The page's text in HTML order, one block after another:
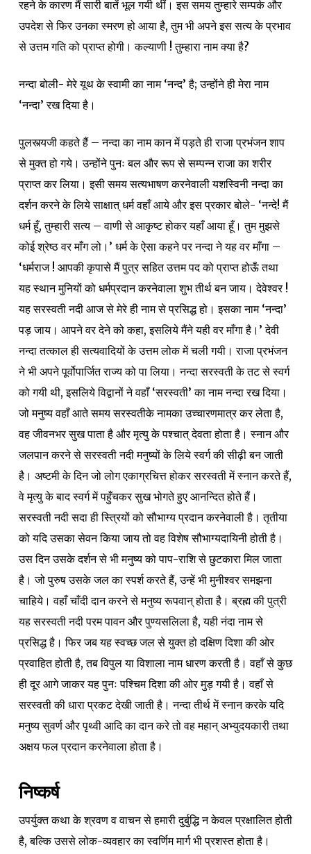
रहने के कारण मैं सारी बातें भूल गयी थीं। इस समय तुम्हारे सम्पर्क और
उपदेश से फिर उनका स्मरण हो आया है, तुम भी अपने इस सत्य के प्रभाव
से उत्तम गति को प्राप्त होगी। कल्याणी ! तुम्हारा नाम क्या है?
नन्दा बोली- मेरे यूथ के स्वामी का नाम ‘नन्द’ है; उन्होंने ही मेरा नाम
‘नन्दा’ रख दिया है।
पुलस्त्यजी कहते हैं – नन्दा का नाम कान में पड़ते ही राजा प्रभंजन शाप
से मुक्त हो गये। उन्होंने पुनः बल और रूप से सम्पन्न राजा का शरीर
प्राप्त कर लिया। इसी समय सत्यभाषण करनेवाली यशस्विनी नन्दा का
दर्शन करने के लिये साक्षात् धर्म वहाँ आये और इस प्रकार बोले- ‘नन्दे! मैं
धर्म हूँ, तुम्हारी सत्य – वाणी से आकृष्ट होकर यहाँ आया हूँ। तुम मुझसे
कोई श्रेष्ठ वर माँग लो।’ धर्म के ऐसा कहने पर नन्दा ने यह वर माँगा –
‘धर्मराज ! आपकी कृपासे मैं पुत्र सहित उत्तम पद को प्राप्त होऊँ तथा
यह स्थान मुनियों को धर्मप्रदान करनेवाला शुभ तीर्थ बन जाय। देवेश्वर !
यह सरस्वती नदी आज से मेरे ही नाम से प्रसिद्ध हो। इसका नाम ‘नन्दा’
पड़ जाय। आपने वर देने को कहा, इसलिये मैंने यही वर माँगा है।’ देवी
नन्दा तत्काल ही सत्यवादियों के उत्तम लोक में चली गयी। राजा प्रभंजन
ने भी अपने पूर्वोपार्जित राज्य को पा लिया। नन्दा सरस्वती के तट से स्वर्ग
को गयी थी, इसलिये विद्वानों ने वहाँ ‘सरस्वती’ का नाम नन्दा रख दिया।
जो मनुष्य वहाँ आते समय सरस्वतीके नामका उच्चारणमात्र कर लेता है,
वह जीवनभर सुख पाता है और मृत्यु के पश्चात् देवता होता है। स्नान और
जलपान करने से सरस्वती नदी मनुष्यों के लिये स्वर्ग की सीढ़ी बन जाती
है। अष्टमी के दिन जो लोग एकाग्रचित्त होकर सरस्वती में स्नान करते हैं,
वे मृत्यु के बाद स्वर्ग में पहुँचकर सुख भोगते हुए आनन्दित होते हैं।
सरस्वती नदी सदा ही स्त्रियों को सौभाग्य प्रदान करनेवाली है। तृतीया
को यदि उसका सेवन किया जाय तो वह विशेष सौभाग्यदायिनी होती है।
उस दिन उसके दर्शन से भी मनुष्य को पाप-राशि से छुटकारा मिल जाता
है। जो पुरुष उसके जल का स्पर्श करते हैं, उन्हें भी मुनीश्वर समझना
चाहिये। वहाँ चाँदी दान करने से मनुष्य रूपवान् होता है। ब्रह्म की पुत्री
यह सरस्वती नदी परम पावन और पुण्यसलिला है, यही नंदा नाम से
प्रसिद्ध है। फिर जब यह स्वच्छ जल से युक्त हो दक्षिण दिशा की ओर
प्रवाहित होती है, तब विपुल या विशाला नाम धारण करती है। वहाँ से कुछ
ही दूर आगे जाकर यह पुनः पश्चिम दिशा की ओर मुड़ गयी है। वहाँ से
सरस्वती की धारा प्रकट देखी जाती है। नन्दा तीर्थ में स्नान करके यदि
मनुष्य सुवर्ण और पृथ्वी आदि का दान करे तो वह महान् अभ्युदयकारी तथा
अक्षय फल प्रदान करनेवाला होता है।
निष्कर्ष
उपर्युक्त कथा के श्रवण व वाचन से हमारी दुर्बुद्धि न केवल प्रक्षालित होती
है, बल्कि उससे लोक-व्यवहार का स्वर्णिम मार्ग भी प्रशस्त होता है।